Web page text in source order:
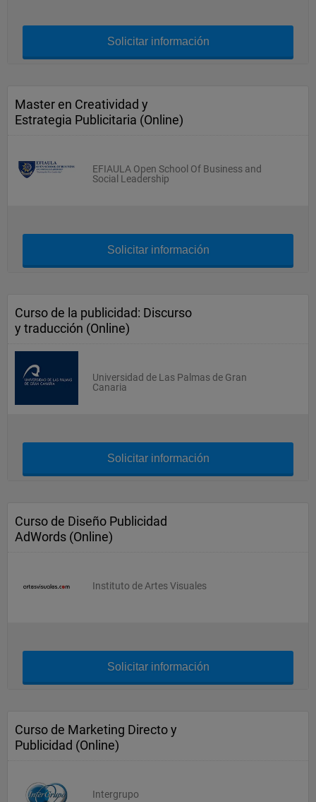
Solicitar información
Master en Creatividad y
Estrategia Publicitaria (Online)
EFIAULA Open School Of Business and
Social Leadership
Solicitar información
Curso de la publicidad: Discurso
y traducción (Online)
Universidad de Las Palmas de Gran
Canaria
Solicitar información
Curso de Diseño Publicidad
AdWords (Online)
Instituto de Artes Visuales
Solicitar información
Curso de Marketing Directo y
Publicidad (Online)
Intergrupo